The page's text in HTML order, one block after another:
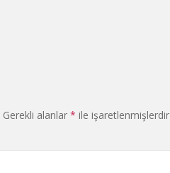
Gerekli alanlar * ile işaretlenmişlerdir